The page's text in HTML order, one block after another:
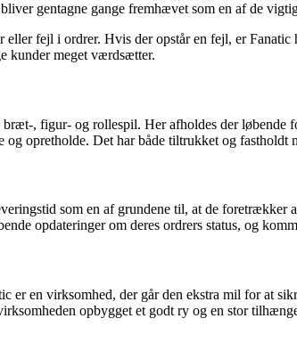
gentagne gange fremhævet som en af de
fejl i ordrer. Hvis der opstår en fejl, er
kunder meget værdsætter.
, figur- og rollespil. Her afholdes der løbende
opretholde. Det har både tiltrukket og fastholdt
som en af grundene til, at de
opdateringer om deres ordrers status, og
en virksomhed, der går den ekstra mil for at
opbygget et godt ry og en stor